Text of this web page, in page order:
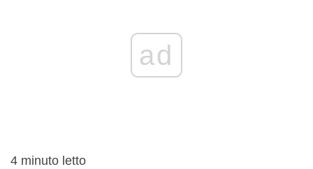
ad
4 minuto letto